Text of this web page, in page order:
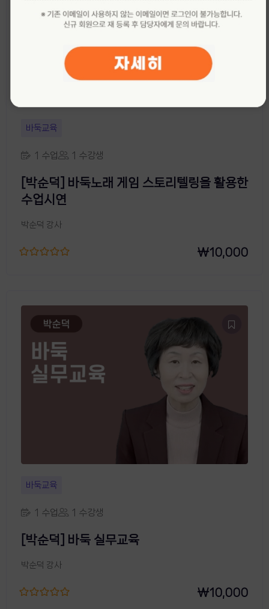
바둑교육
1 수업 1 수강생
[박순덕] 바둑노래 게임 스토리텔링을 활용한
수업시연
박순덕 강사
₩10,000
바둑교육
1 수업 1 수강생
[박순덕] 바둑 실무교육
박순덕 강사
₩10,000